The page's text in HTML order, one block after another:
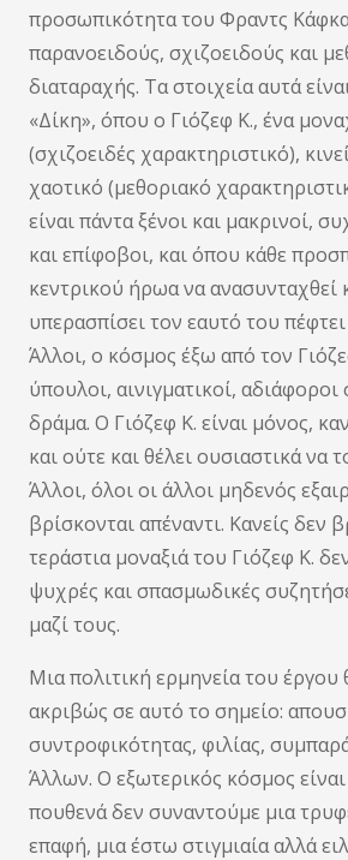
προσωπικότητα του Φραντς Κάφκα
παρανοειδούς, σχιζοειδούς και
διαταραχής. Τα στοιχεία αυτά
«Δίκη», όπου ο Γιόζεφ Κ., ένα
(σχιζοειδές χαρακτηριστικό),
χαοτικό (μεθοριακό
είναι πάντα ξένοι και μακρινοί,
και επίφοβοι, και όπου κάθε
κεντρικού ήρωα να ανασυνταχθεί
υπερασπίσει τον εαυτό του
Άλλοι, ο κόσμος έξω από τον
ύπουλοι, αινιγματικοί,
δράμα. Ο Γιόζεφ Κ. είναι μόνος,
και ούτε και θέλει ουσιαστικά να
Άλλοι, όλοι οι άλλοι μηδενός
βρίσκονται απέναντι. Κανείς δεν
τεράστια μοναξιά του Γιόζεφ Κ.
ψυχρές και σπασμωδικές
μαζί τους.
Μια πολιτική ερμηνεία του έργου
ακριβώς σε αυτό το σημείο:
συντροφικότητας, φιλίας,
Άλλων. Ο εξωτερικός κόσμος είναι
πουθενά δεν συναντούμε μια
επαφή, μια έστω στιγμιαία αλλά